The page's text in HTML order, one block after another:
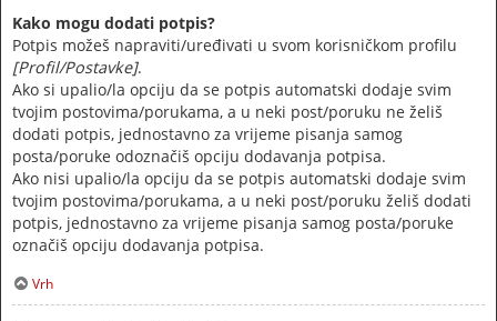
Kako mogu dodati potpis?
Potpis možeš napraviti/uređivati u svom korisničkom profilu
[Profil/Postavke].
Ako si upalio/la opciju da se potpis automatski dodaje svim
tvojim postovima/porukama, a u neki post/poruku ne želiš
dodati potpis, jednostavno za vrijeme pisanja samog
posta/poruke odoznačiš opciju dodavanja potpisa.
Ako nisi upalio/la opciju da se potpis automatski dodaje svim
tvojim postovima/porukama, a u neki post/poruku želiš dodati
potpis, jednostavno za vrijeme pisanja samog posta/poruke
označiš opciju dodavanja potpisa.
Vrh